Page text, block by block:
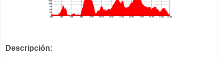
Descripción: